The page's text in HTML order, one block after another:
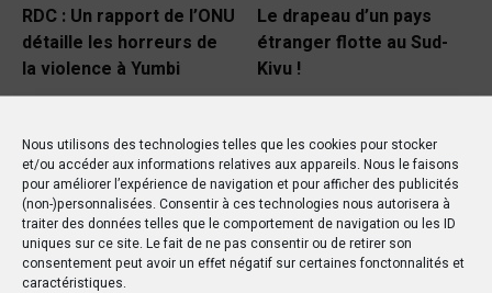
Nous utilisons des technologies telles que les cookies pour stocker
et/ou accéder aux informations relatives aux appareils. Nous le faisons
pour améliorer l’expérience de navigation et pour afficher des publicités
(non-)personnalisées. Consentir à ces technologies nous autorisera à
traiter des données telles que le comportement de navigation ou les ID
uniques sur ce site. Le fait de ne pas consentir ou de retirer son
consentement peut avoir un effet négatif sur certaines fonctonnalités et
caractéristiques.
RDC : Un rapport de l’ONU
détaille les horreurs de
la violence à Yumbi
Le drapeau d’un pays
étranger flotte au Sud-
Kivu !